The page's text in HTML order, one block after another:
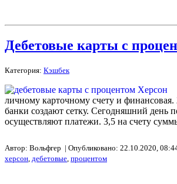
Дебетовые карты с
Категория: Кэшбек
личному карточному счету и финансовая.
банки создают сетку. Сегодняшний день
осуществляют платежи. 3,5 на счету
Автор: Вольфгер | Опубликовано: 22.10.2020,
херсон, дебетовые, процентом